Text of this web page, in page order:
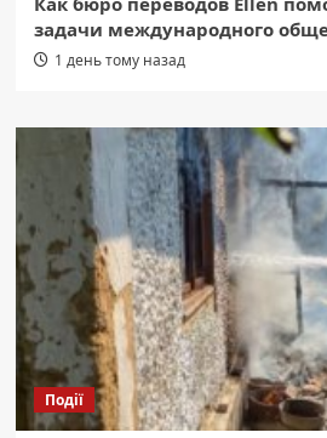
задачи международного
1 день тому назад
Події